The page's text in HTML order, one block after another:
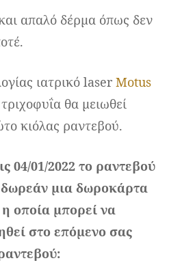
απαλό δέρμα όπως δεν
ιατρικό laser Motus
θα μειωθεί
κιόλας ραντεβού.
04/01/2022 το ραντεβού
μια δωροκάρτα
η οποία μπορεί να
στο επόμενο σας